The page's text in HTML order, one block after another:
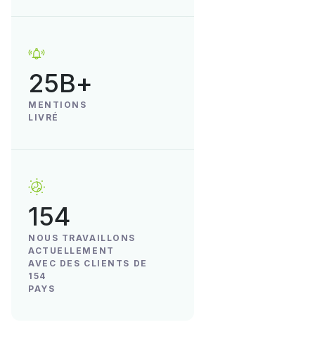
25B+
MENTIONS
LIVRÉ
154
NOUS TRAVAILLONS
ACTUELLEMENT
AVEC DES CLIENTS DE
154
PAYS